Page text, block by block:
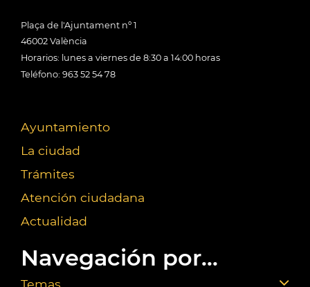
Plaça de l'Ajuntament nº 1
46002 València
Horarios: lunes a viernes de 8:30 a 14:00 horas
Teléfono: 963 52 54 78
Ayuntamiento
La ciudad
Trámites
Atención ciudadana
Actualidad
Navegación por...
Temas